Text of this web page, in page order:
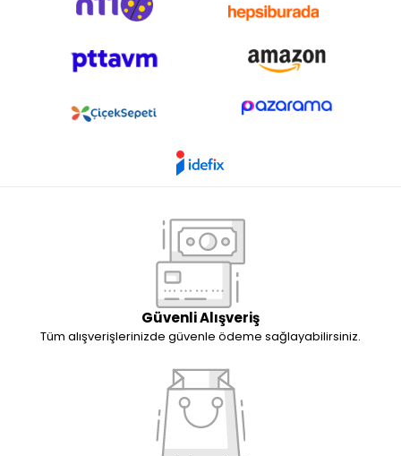
Güvenli Alışveriş
Tüm alışverişlerinizde güvenle ödeme sağlayabilirsiniz.